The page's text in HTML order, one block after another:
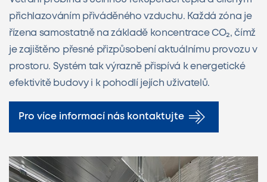
přichlazováním přiváděného vzduchu. Každá zóna je
řízena samostatně na základě koncentrace CO₂, čímž
je zajištěno přesné přizpůsobení aktuálnímu provozu v
prostoru. Systém tak výrazně přispívá k energetické
efektivitě budovy i k pohodlí jejích uživatelů.
Pro více informací nás kontaktujte